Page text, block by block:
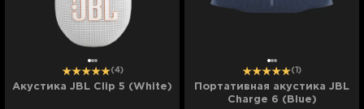
(4)
Акустика JBL Clip 5 (White)
(1)
Портативная акустика JBL
Charge 6 (Blue)